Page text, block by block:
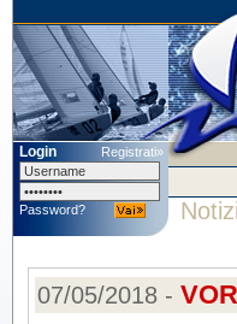
Login Registrati»
Password?
07/05/2018 -